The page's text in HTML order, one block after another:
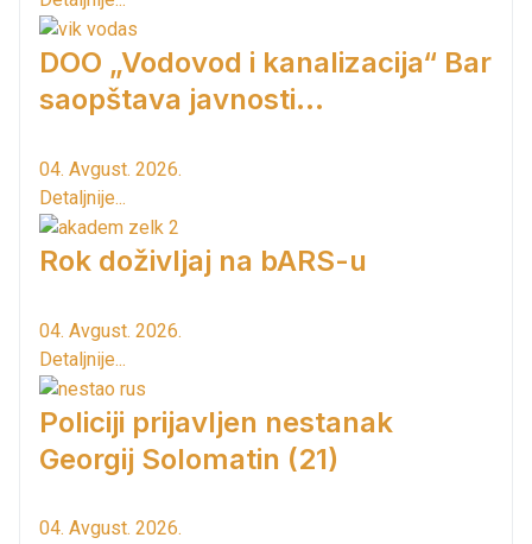
DOO „Vodovod i kanalizacija“ Bar
saopštava javnosti...
04. Avgust. 2026.
Detaljnije...
Rok doživljaj na bARS-u
04. Avgust. 2026.
Detaljnije...
Policiji prijavljen nestanak
Georgij Solomatin (21)
04. Avgust. 2026.